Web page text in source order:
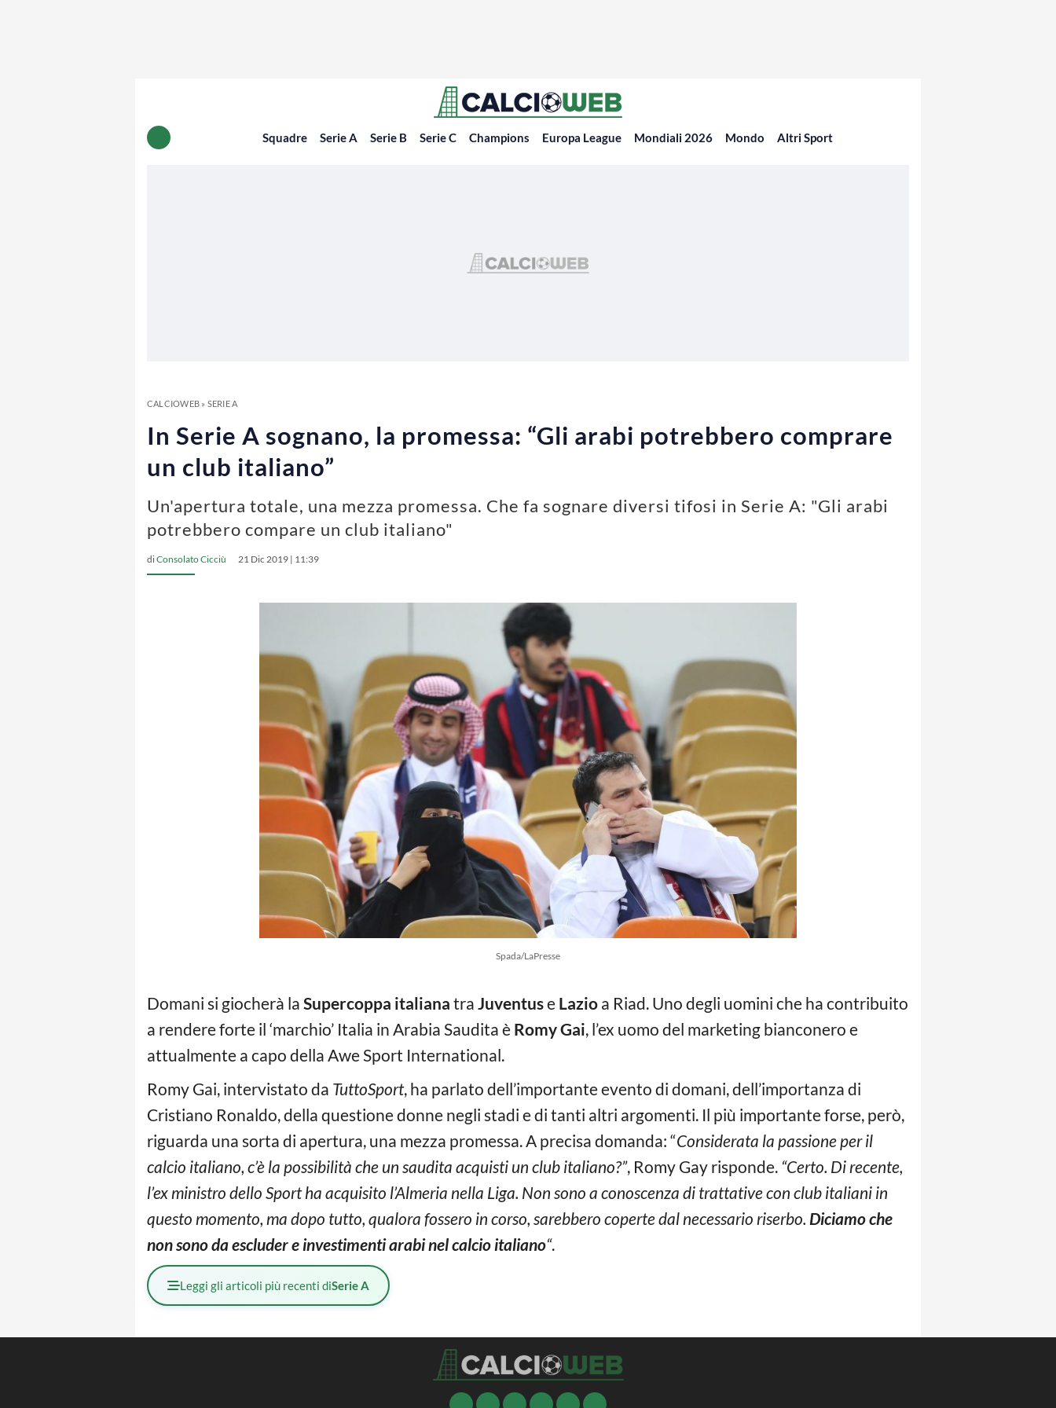
Squadre Serie A Serie B Serie C Champions Europa League Mondiali 2026 Mondo Altri Sport
CALCIOWEB» SERIE A
In Serie A sognano, la promessa: “Gli arabi potrebbero comprare
un club italiano”
Un'apertura totale, una mezza promessa. Che fa sognare diversi tifosi in Serie A: "Gli arabi
potrebbero compare un club italiano"
diConsolato Cicciù 21 Dic 2019 | 11:39
Spada/LaPresse
Domani si giocherà la Supercoppa italiana tra Juventuse Lazio a Riad. Uno degli uomini che ha contribuito
a rendere forte il ‘marchio’ Italia in Arabia Saudita è Romy Gai, l’ex uomo del marketing bianconero e
attualmente a capo della Awe Sport International.
Romy Gai, intervistato da TuttoSport, ha parlato dell’importante evento di domani, dell’importanza di
Cristiano Ronaldo, della questione donne negli stadi e di tanti altri argomenti. Il più importante forse, però,
riguarda una sorta di apertura, una mezza promessa. A precisa domanda: “Considerata la passione per il
calcio italiano, c’è la possibilità che un saudita acquisti un club italiano?”, Romy Gay risponde. “Certo. Di recente,
l’ex ministro dello Sport ha acquisito l’Almeria nella Liga. Non sono a conoscenza di trattative con club italiani in
questo momento, ma dopo tutto, qualora fossero in corso, sarebbero coperte dal necessario riserbo. Diciamo che
non sono da escluder e investimenti arabi nel calcio italiano“.
Leggi gli articoli più recenti diSerie A